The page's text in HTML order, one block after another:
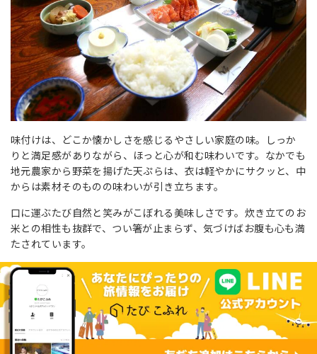
味付けは、どこか懐かしさを感じるやさしい家庭の味。しっか
りと満足感がありながら、ほっと心が和む味わいです。なかでも
地元農家から野菜を揚げた天ぷらは、衣は軽やかにサクッと、中
からは素材そのものの味わいが引き立ちます。
口に運ぶたび自然と笑みがこぼれる美味しさです。炊き立てのお
米との相性も抜群で、つい箸が止まらず、気づけばお腹も心も満
たされています。